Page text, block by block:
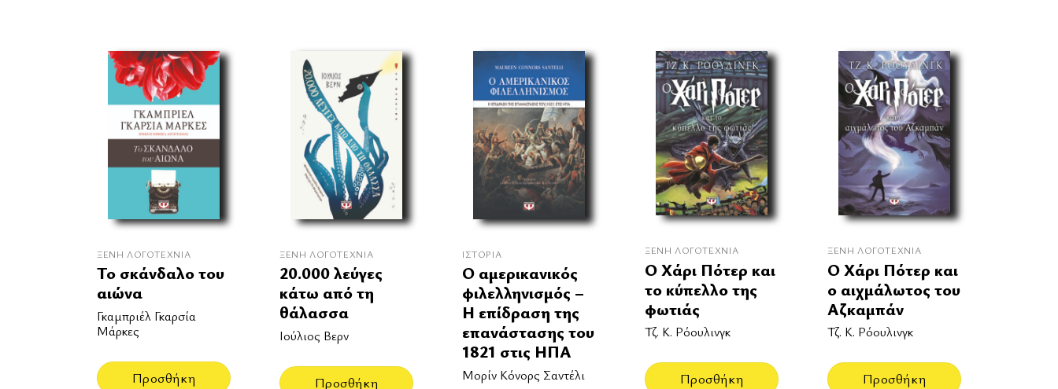
ΞΈΝΗ ΛΟΓΟΤΕΧΝΊΑ
Το σκάνδαλο του
αιώνα
Γκαμπριέλ Γκαρσία
Μάρκες
Προσθήκη
ΞΈΝΗ ΛΟΓΟΤΕΧΝΊΑ
20.000 λεύγες
κάτω από τη
θάλασσα
Ιούλιος Βερν
Προσθήκη
ΙΣΤΟΡΊΑ
Ο αμερικανικός
φιλελληνισμός –
Η επίδραση της
επανάστασης του
1821 στις ΗΠΑ
Μορίν Κόνορς Σαντέλι
ΞΈΝΗ ΛΟΓΟΤΕΧΝΊΑ
Ο Χάρι Πότερ και
το κύπελλο της
φωτιάς
Τζ. Κ. Ρόουλινγκ
Προσθήκη
ΞΈΝΗ ΛΟΓΟΤΕΧΝΊΑ
Ο Χάρι Πότερ και
ο αιχμάλωτος του
Αζκαμπάν
Τζ. Κ. Ρόουλινγκ
Προσθήκη